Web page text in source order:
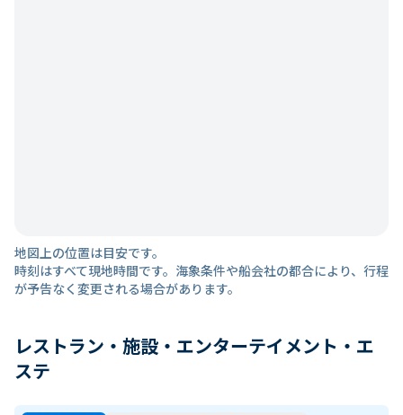
地図上の位置は目安です。
時刻はすべて現地時間です。海象条件や船会社の都合により、行程
が予告なく変更される場合があります。
レストラン・施設・エンターテイメント・エ
ステ